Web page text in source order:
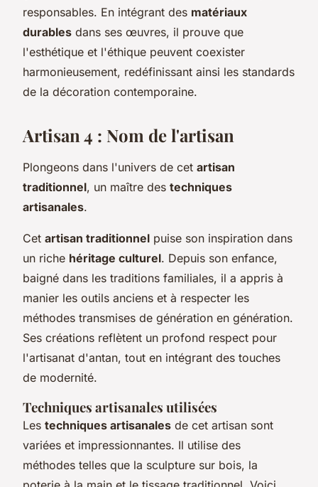
responsables. En intégrant des matériaux
durables dans ses œuvres, il prouve que
l'esthétique et l'éthique peuvent coexister
harmonieusement, redéfinissant ainsi les standards
de la décoration contemporaine.
Artisan 4 : Nom de l'artisan
Plongeons dans l'univers de cet artisan
traditionnel, un maître des techniques
artisanales.
Cet artisan traditionnel puise son inspiration dans
un riche héritage culturel. Depuis son enfance,
baigné dans les traditions familiales, il a appris à
manier les outils anciens et à respecter les
méthodes transmises de génération en génération.
Ses créations reflètent un profond respect pour
l'artisanat d'antan, tout en intégrant des touches
de modernité.
Techniques artisanales utilisées
Les techniques artisanales de cet artisan sont
variées et impressionnantes. Il utilise des
méthodes telles que la sculpture sur bois, la